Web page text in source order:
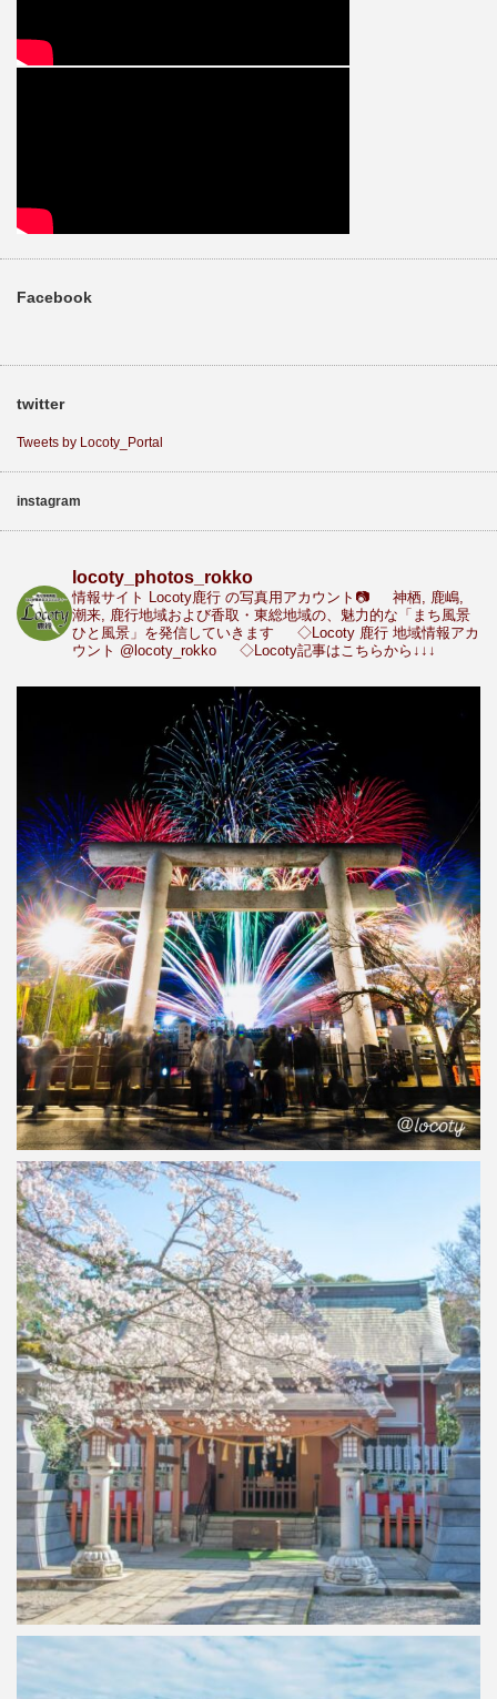
Facebook
twitter
Tweets by Locoty_Portal
instagram
locoty_photos_rokko
情報サイト Locoty鹿行 の写真用アカウント📷
神栖, 鹿嶋,
潮来, 鹿行地域および香取・東総地域の、魅力的な「まち風景
ひと風景」を発信していきます
◇Locoty 鹿行 地域情報アカ
ウント @locoty_rokko ◇Locoty記事はこちらから↓↓↓